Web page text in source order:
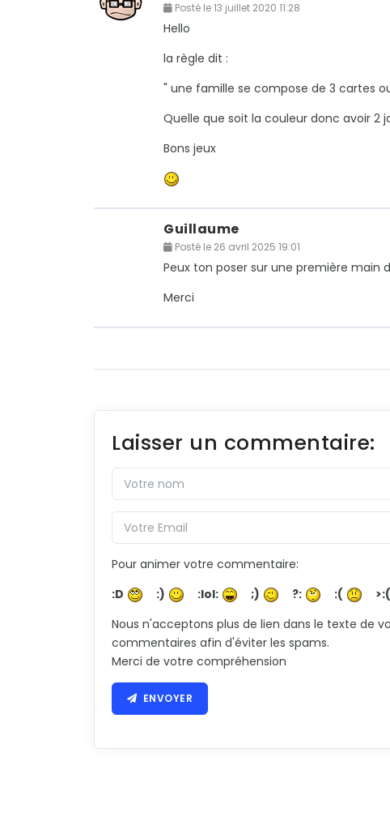
Posté le 13 juillet 2020 11:28
Hello
la règle dit :
" une famille se compose de 3 cartes
Quelle que soit la couleur donc avoir 2
Bons jeux
Guillaume
Posté le 26 avril 2025 19:01
Peux ton poser sur une première main
Merci
Laisser un commentaire:
Pour animer votre commentaire:
:D
:) :lol: ;) ?: :(
>:(
Nous n'acceptons plus de lien dans le texte de
commentaires afin d'éviter les spams.
Merci de votre compréhension
ENVOYER